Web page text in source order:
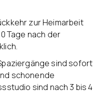
zur Heimarbeit
Tage nach der
sind sofort
schonende
sind nach 3 bis 4